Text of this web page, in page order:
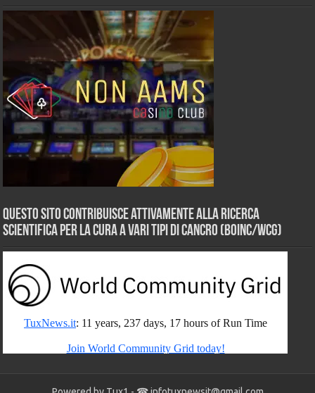
Questo sito contribuisce attivamente alla ricerca
scientifica per la cura a vari tipi di Cancro (BOINC/WCG)